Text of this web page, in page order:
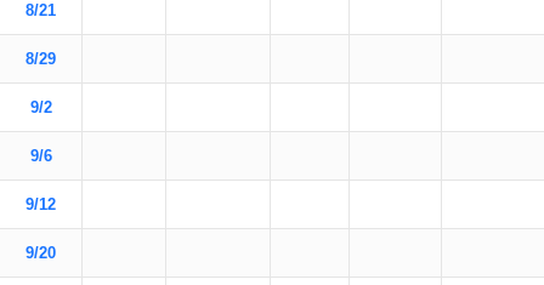
8/21
8/29
9/2
9/6
9/12
9/20